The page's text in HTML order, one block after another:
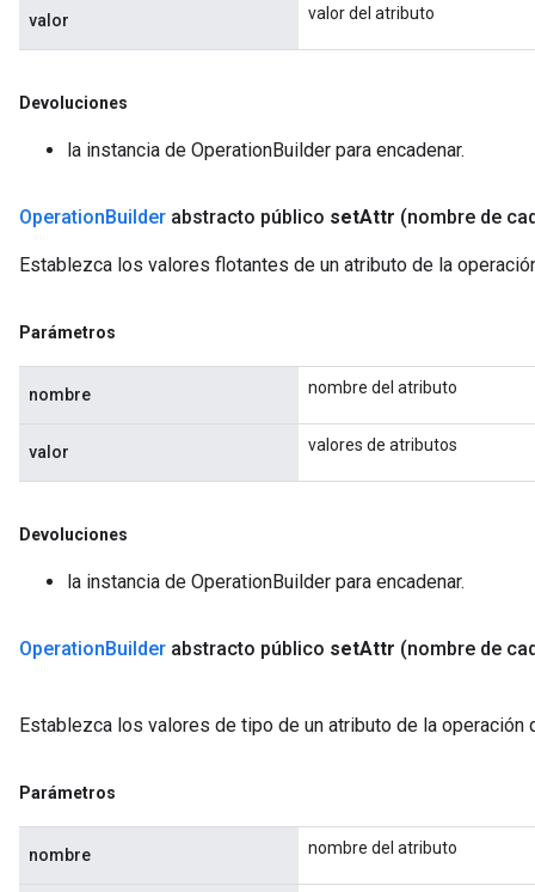
valor valor del atributo
Devoluciones
la instancia de OperationBuilder para encadenar.
OperationBuilder abstracto público setAttr (nombre de
Establezca los valores flotantes de un atributo de la
Parámetros
nombre nombre del atributo
valor valores de atributos
Devoluciones
la instancia de OperationBuilder para encadenar.
OperationBuilder abstracto público setAttr (nombre de
Establezca los valores de tipo de un atributo de la operación
Parámetros
nombre nombre del atributo